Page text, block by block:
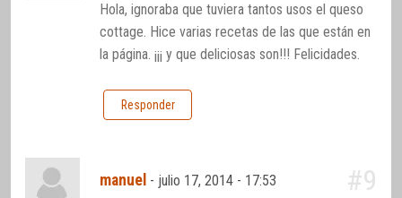
Hola, ignoraba que tuviera tantos usos el queso
cottage. Hice varias recetas de las que están en
la página. ¡¡¡ y que deliciosas son!!! Felicidades.
Responder
manuel - julio 17, 2014 - 17:53 #9